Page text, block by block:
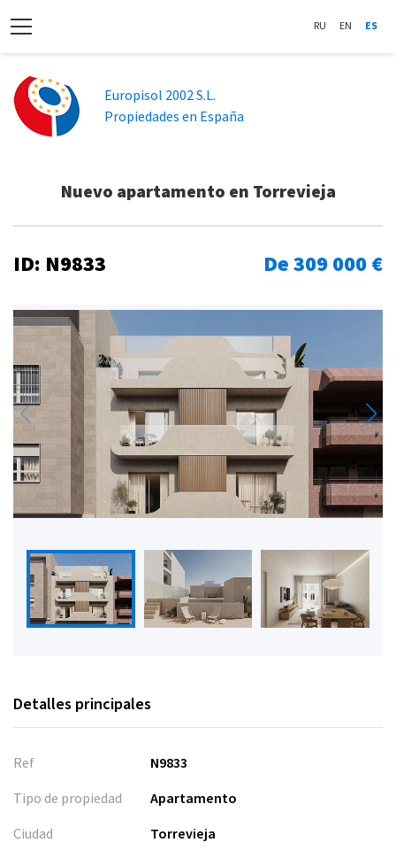
RU EN ES
Europisol 2002 S.L.
Propiedades en España
Nuevo apartamento en Torrevieja
ID: N9833 De 309 000 €
Detalles principales
Ref
N9833
Tipo de propiedad
Apartamento
Ciudad
Torrevieja